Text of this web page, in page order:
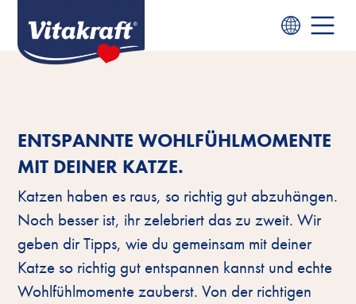
ENTSPANNTE WOHLFÜHLMOMENTE
MIT DEINER KATZE.
Katzen haben es raus, so richtig gut abzuhängen.
Noch besser ist, ihr zelebriert das zu zweit. Wir
geben dir Tipps, wie du gemeinsam mit deiner
Katze so richtig gut entspannen kannst und echte
Wohlfühlmomente zauberst. Von der richtigen